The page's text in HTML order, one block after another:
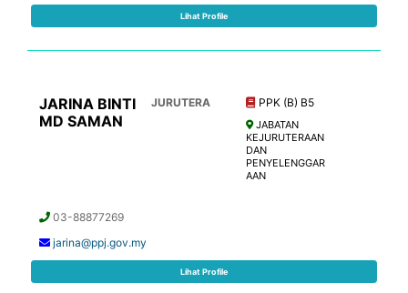
Lihat Profile
JARINA BINTI
MD SAMAN
JURUTERA PPK (B) B5
JABATAN
KEJURUTERAAN
DAN
PENYELENGGAR
AAN
03-88877269
jarina@ppj.gov.my
Lihat Profile